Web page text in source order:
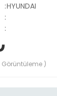
:HYUNDAI
:
:
Görüntüleme )